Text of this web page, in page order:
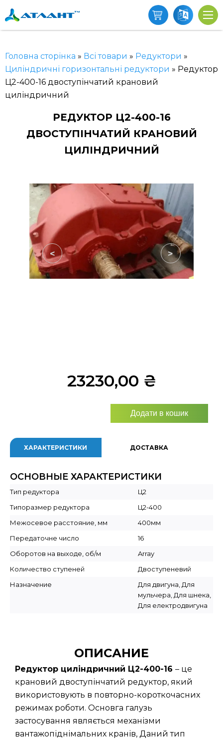
Головна сторінка » Всі товари » Редуктори »
Циліндричні горизонтальні редуктори » Редуктор
Ц2-400-16 двоступінчатий крановий
циліндричний
РЕДУКТОР Ц2-400-16
ДВОСТУПІНЧАТИЙ КРАНОВИЙ
ЦИЛІНДРИЧНИЙ
< >
23230,00 ₴
Додати в кошик
ХАРАКТЕРИСТИКИ ДОСТАВКА
ОСНОВНЫЕ ХАРАКТЕРИСТИКИ
Тип редуктора
Ц2
Типоразмер редуктора
Ц2-400
Межосевое расстояние, мм
400мм
Передаточне число
16
Оборотов на выходе, об/м
Array
Количество ступеней
Двоступеневий
Назначение
Для двигуна, Для
мульчера, Для шнека,
Для електродвигуна
ОПИСАНИЕ
Редуктор циліндричний Ц2-400-16 – це
крановий двоступінчатий редуктор, який
використовують в повторно-короткочасних
режимах роботи. Основга галузь
застосування являється механізми
вантажопіднімальних кранів, Даний тип